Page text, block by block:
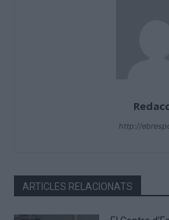
http://
ARTICLES RELACIONATS